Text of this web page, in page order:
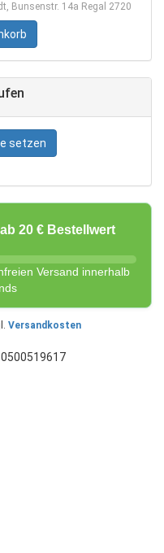
Bunsenstr. 14a Regal 2720
setzen
20 € Bestellwert
Versand innerhalb
Versandkosten
0500519617